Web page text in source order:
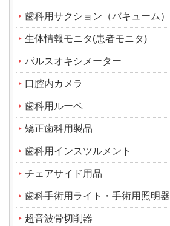
歯科用サクション（バキューム）
生体情報モニタ(患者モニタ)
パルスオキシメーター
口腔内カメラ
歯科用ルーペ
矯正歯科用製品
歯科用インスツルメント
チェアサイド用品
歯科手術用ライト・手術用照明器
超音波骨切削器